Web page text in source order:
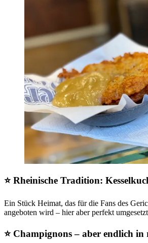
⭐ Rheinische Tradition:
Ein Stück Heimat, das für die Fans des
angeboten wird – hier aber perfekt
⭐ Champignons – aber endlich